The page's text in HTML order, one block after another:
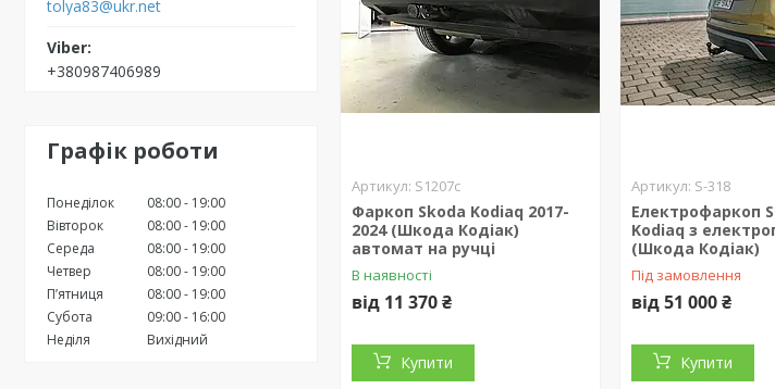
tolya83@ukr.net
+380987406989
Графік роботи
Понеділок 08:00
19:00
Вівторок
08:00
19:00
Середа
08:00
19:00
Четвер
08:00
19:00
Пʼятниця
08:00
19:00
Субота
09:00
16:00
Неділя
Вихідний
S1207c
Фаркоп Skoda Kodiaq 2017-
2024 (Шкода Кодіак)
автомат на ручці
В наявності
від 11 370 ₴
Купити
S-318
Електрофаркоп
Kodiaq з
(Шкода Кодіак)
Під замовлення
від 51 000 ₴
Купити